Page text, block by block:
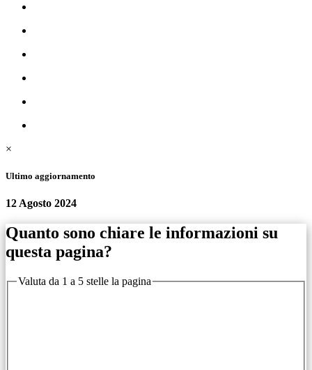
×
Ultimo aggiornamento
12 Agosto 2024
Quanto sono chiare le informazioni su
questa pagina?
Valuta da 1 a 5 stelle la pagina